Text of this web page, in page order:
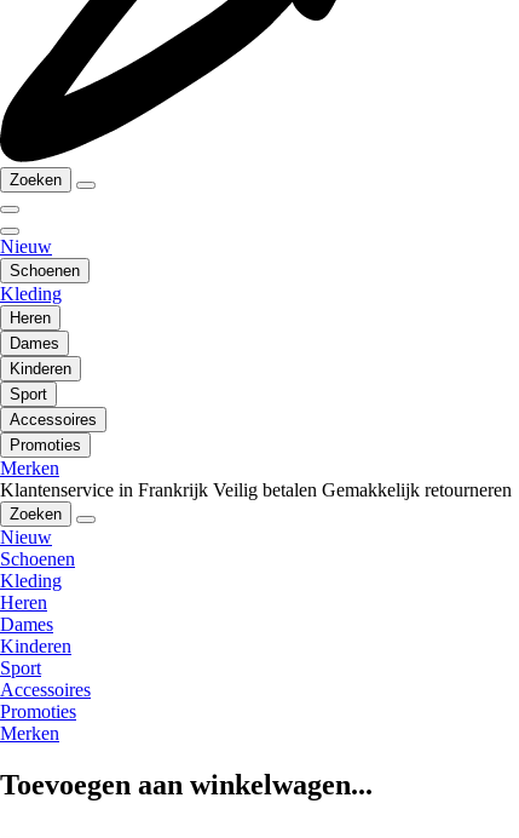
Zoeken
Nieuw
Schoenen
Kleding
Heren
Dames
Kinderen
Sport
Accessoires
Promoties
Merken
Klantenservice in Frankrijk Veilig betalen Gemakkelijk retourneren
Zoeken
Nieuw
Schoenen
Kleding
Heren
Dames
Kinderen
Sport
Accessoires
Promoties
Merken
Toevoegen aan winkelwagen...